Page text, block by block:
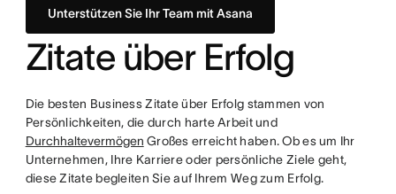
Unterstützen Sie Ihr Team mit Asana
Zitate über Erfolg
Die besten Business Zitate über Erfolg stammen von
Persönlichkeiten, die durch harte Arbeit und
Durchhaltevermögen Großes erreicht haben. Ob es um Ihr
Unternehmen, Ihre Karriere oder persönliche Ziele geht,
diese Zitate begleiten Sie auf Ihrem Weg zum Erfolg.